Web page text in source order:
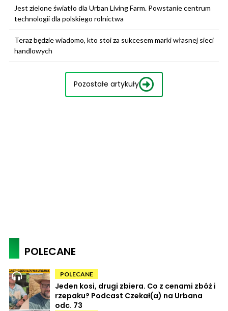
Jest zielone światło dla Urban Living Farm. Powstanie centrum
technologii dla polskiego rolnictwa
Teraz będzie wiadomo, kto stoi za sukcesem marki własnej sieci
handlowych
Pozostałe artykuły
POLECANE
POLECANE
Jeden kosi, drugi zbiera. Co z cenami zbóż i
rzepaku? Podcast Czekał(a) na Urbana
odc. 73